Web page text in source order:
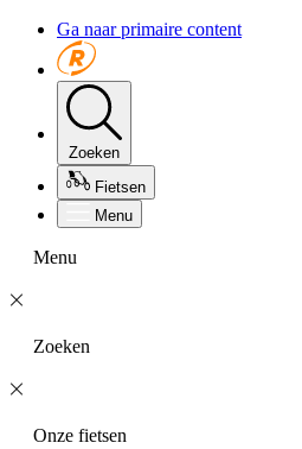
Ga naar primaire content
Zoeken
Fietsen
Menu
Menu
Zoeken
Onze fietsen